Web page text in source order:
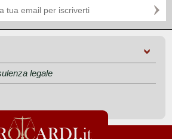
legale